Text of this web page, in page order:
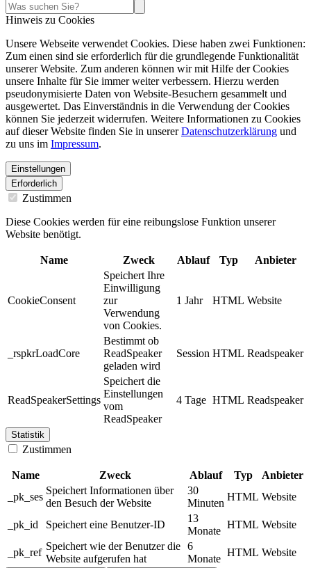
Hinweis zu Cookies
Unsere Webseite verwendet Cookies. Diese haben zwei Funktionen:
Zum einen sind sie erforderlich für die grundlegende Funktionalität
unserer Website. Zum anderen können wir mit Hilfe der Cookies
unsere Inhalte für Sie immer weiter verbessern. Hierzu werden
pseudonymisierte Daten von Website-Besuchern gesammelt und
ausgewertet. Das Einverständnis in die Verwendung der Cookies
können Sie jederzeit widerrufen. Weitere Informationen zu Cookies
auf dieser Website finden Sie in unsererDatenschutzerklärung und
zu uns im Impressum.
Einstellungen
Erforderlich
Zustimmen
Diese Cookies werden für eine reibungslose Funktion unserer
Website benötigt.
Name Zweck Ablauf Typ Anbieter
CookieConsent
Speichert Ihre
Einwilligung
zur
Verwendung
von Cookies.
1 Jahr HTML Website
_rspkrLoadCore
Bestimmt ob
ReadSpeaker
geladen wird
Session HTML Readspeaker
ReadSpeakerSettings
Speichert die
Einstellungen
vom
ReadSpeaker
4 Tage HTML Readspeaker
Statistik
Zustimmen
Name Zweck Ablauf Typ
Anbieter
_pk_ses
Speichert Informationen über
den Besuch der Website
30
Minuten
HTML Website
_pk_id Speichert eine Benutzer-ID
13
Monate
HTML Website
_pk_ref
Speichert wie der Benutzer die
Website aufgerufen hat
6
Monate
HTML Website